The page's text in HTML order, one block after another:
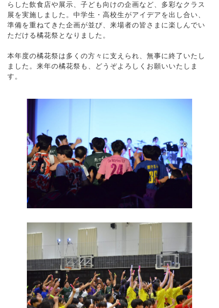
らした飲食店や展示、子ども向けの企画など、多彩なクラス
展を実施しました。中学生・高校生がアイデアを出し合い、
準備を重ねてきた企画が並び、来場者の皆さまに楽しんでい
ただける橘花祭となりました。
本年度の橘花祭は多くの方々に支えられ、無事に終了いたし
ました。来年の橘花祭も、どうぞよろしくお願いいたしま
す。